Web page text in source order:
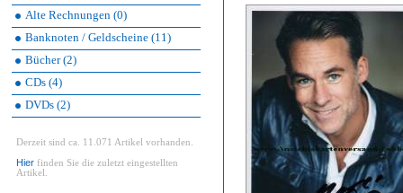
Alte Rechnungen (0)
Banknoten / Geldscheine (11)
Bücher (2)
CDs (4)
DVDs (2)
Derzeit sind ca. 11.071 Artikel vorhanden.
Hier finden Sie die zuletzt eingestellten
Artikel.